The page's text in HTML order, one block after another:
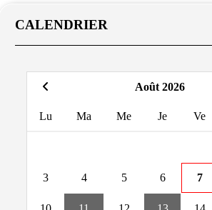
CALENDRIER
Août 2026
Lu Ma Me Je Ve
3 4 5 6 7